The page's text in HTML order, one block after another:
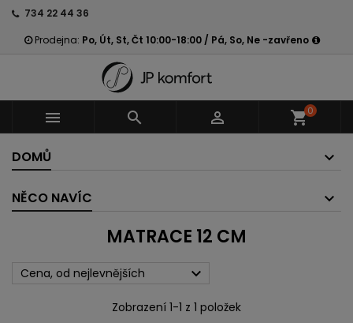
734 22 44 36
Prodejna: Po, Út, St, Čt 10:00-18:00 / Pá, So, Ne -zavřeno
   shopping_cart0
DOMŮ
NĚCO NAVÍC
MATRACE 12 CM
Cena, od nejlevnějších 
Zobrazení 1-1 z 1 položek